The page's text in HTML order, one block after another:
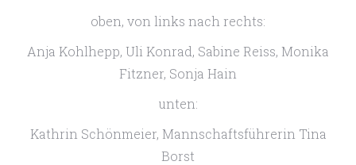
oben, von links nach rechts:
Anja Kohlhepp, Uli Konrad, Sabine Reiss, Monika
Fitzner, Sonja Hain
unten:
Kathrin Schönmeier, Mannschaftsführerin Tina
Borst